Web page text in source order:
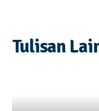
Tulisan